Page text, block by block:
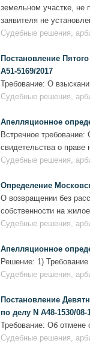
земельном участке, не
заявителя не
Судебные решения,
Постановление
А51-5169/2017
Требование: О
Судебные решения,
Апелляционное
Встречное
свидетельства о праве
Судебные решения,
Определение
О возвращении без
собственности на
Судебные решения,
Апелляционное
Решение: 1)
Судебные решения,
Постановление
по делу N А48-1530/08-
Требование: Об отмене
Судебные решения,